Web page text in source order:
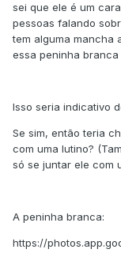
sei que ele é um
pessoas falando
tem alguma mancha
essa peninha
Isso seria indicativo
Se sim, então teria
com uma lutino?
só se juntar ele com
A peninha branca:
https://